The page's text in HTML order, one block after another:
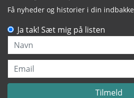
Få nyheder og historier i din indbakke
Ja tak! Sæt mig på listen
Navn
Email
Tilmeld